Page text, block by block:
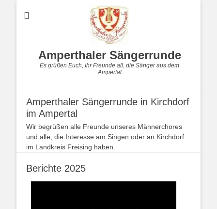
Amperthaler Sängerrunde
Es grüßen Euch, Ihr Freunde all, die Sänger aus dem
Ampertal
Amperthaler Sängerrunde in Kirchdorf
im Ampertal
Wir begrüßen alle Freunde unseres Männerchores
und alle, die Interesse am Singen oder an Kirchdorf
im Landkreis Freising haben.
Berichte 2025